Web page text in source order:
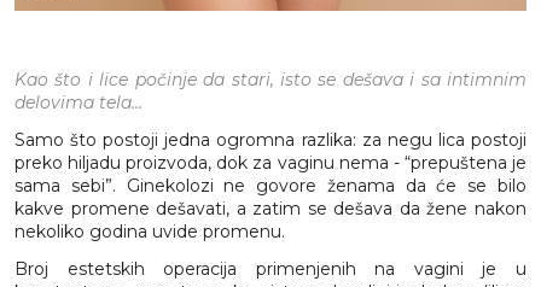
Kao što i lice počinje da stari, isto se dešava i sa intimnim
delovima tela...
Samo što postoji jedna ogromna razlika: za negu lica postoji
preko hiljadu proizvoda, dok za vaginu nema - “prepuštena je
sama sebi”. Ginekolozi ne govore ženama da će se bilo
kakve promene dešavati, a zatim se dešava da žene nakon
nekoliko godina uvide promenu.
Broj estetskih operacija primenjenih na vagini je u